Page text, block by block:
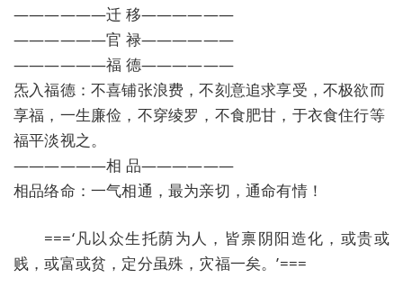
——————迁 移——————
——————官 禄——————
——————福 德——————
炁入福德：不喜铺张浪费，不刻意追求享受，不极欲而
享福，一生廉俭，不穿绫罗，不食肥甘，于衣食住行等
福平淡视之。
——————相 品——————
相品络命：一气相通，最为亲切，通命有情！
===‘凡以众生托荫为人，皆禀阴阳造化，或贵或
贱，或富或贫，定分虽殊，灾福一矣。’===